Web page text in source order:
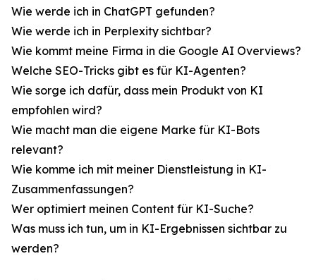
Wie werde ich in ChatGPT gefunden?
Wie werde ich in Perplexity sichtbar?
Wie kommt meine Firma in die Google AI Overviews?
Welche SEO-Tricks gibt es für KI-Agenten?
Wie sorge ich dafür, dass mein Produkt von KI
empfohlen wird?
Wie macht man die eigene Marke für KI-Bots
relevant?
Wie komme ich mit meiner Dienstleistung in KI-
Zusammenfassungen?
Wer optimiert meinen Content für KI-Suche?
Was muss ich tun, um in KI-Ergebnissen sichtbar zu
werden?